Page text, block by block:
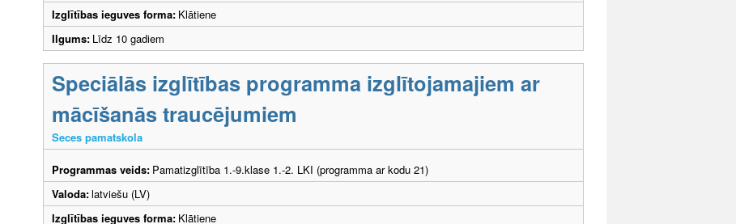
Izglītības ieguves forma: Klātiene
Ilgums: Līdz 10 gadiem
Speciālās izglītības programma izglītojamajiem ar
mācīšanās traucējumiem
Seces pamatskola
Programmas veids: Pamatizglītība 1.-9.klase 1.-2. LKI (programma ar kodu 21)
Valoda:latviešu (LV)
Izglītības ieguves forma: Klātiene